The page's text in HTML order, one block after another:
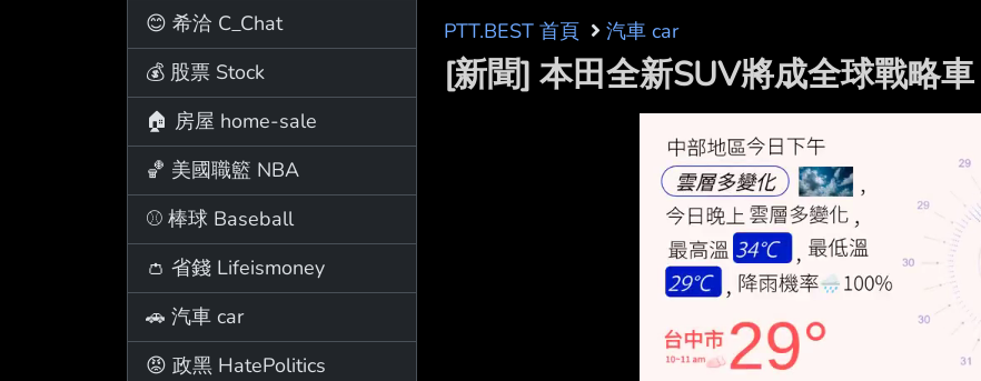
😊 希洽 C_Chat
💰 股票 Stock
🏠 房屋 home-sale
🏀 美國職籃 NBA
⚾ 棒球 Baseball
👛 省錢 Lifeismoney
🚗 汽車 car
😡 政黑 HatePolitics
PTT.BEST 首頁 汽車 car
[新聞] 本田全新SUV將成全球戰略